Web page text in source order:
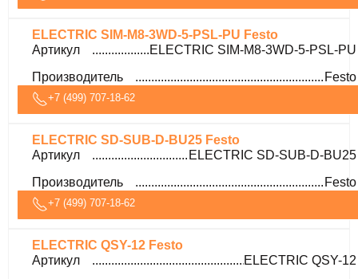
ELECTRIC SIM-M8-3WD-5-PSL-PU Festo
Артикул
ELECTRIC SIM-M8-3WD-5-PSL-PU
Производитель
Festo
+7 (499) 707-18-62
ELECTRIC SD-SUB-D-BU25 Festo
Артикул
ELECTRIC SD-SUB-D-BU25
Производитель
Festo
+7 (499) 707-18-62
ELECTRIC QSY-12 Festo
Артикул
ELECTRIC QSY-12